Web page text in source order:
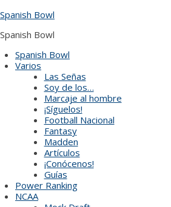
to
Spanish Bowl
Spanish Bowl
Spanish Bowl
Varios
Las Señas
Soy de los…
Marcaje al hombre
¡Síguelos!
Football Nacional
Fantasy
Madden
Artículos
¡Conócenos!
Guías
Power Ranking
NCAA